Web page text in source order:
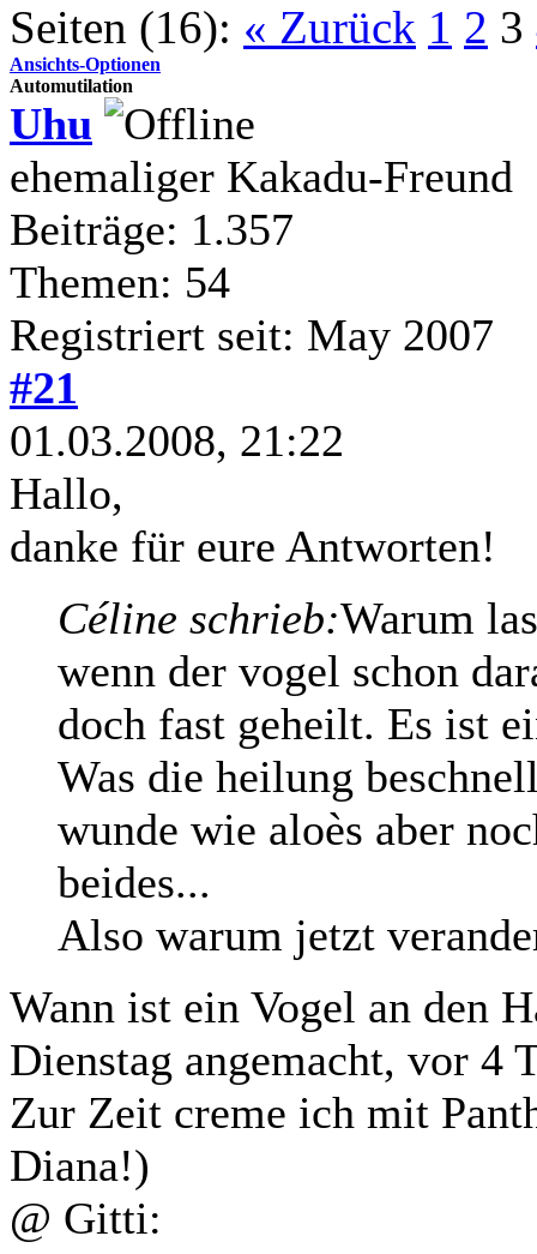
Seiten (16): « Zurück 1 2 3
Ansichts-Optionen
Automutilation
Uhu
ehemaliger Kakadu-Freund
Beiträge: 1.357
Themen: 54
Registriert seit: May 2007
#21
01.03.2008, 21:22
Hallo,
danke für eure Antworten!
Céline schrieb:Warum
wenn der vogel schon
doch fast geheilt. Es ist
Was die heilung
wunde wie aloès aber
beides...
Also warum jetzt
Wann ist ein Vogel an den
Dienstag angemacht, vor 4
Zur Zeit creme ich mit
Diana!)
@ Gitti: